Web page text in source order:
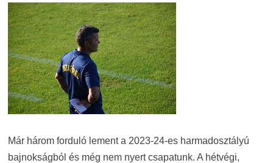
Már három forduló lement a 2023-24-es harmadosztályú
bajnokságból és még nem nyert csapatunk. A hétvégi,